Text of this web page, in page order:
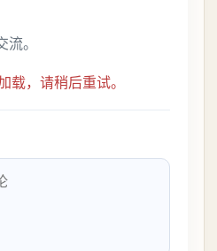
。
载，请稍后重试。